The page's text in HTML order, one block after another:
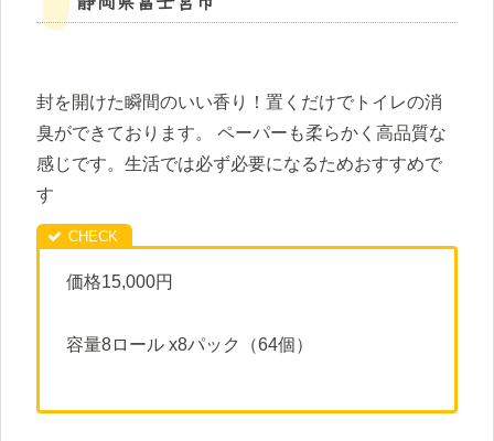
封を開けた瞬間のいい香り！置くだけでトイレの消
臭ができております。 ペーパーも柔らかく高品質な
感じです。生活では必ず必要になるためおすすめで
す
価格15,000円
容量8ロール x8パック（64個）